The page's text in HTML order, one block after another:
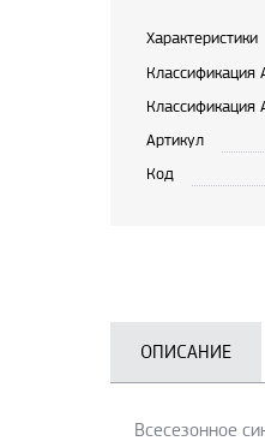
Характеристики
Классификация
Классификация
Артикул
Код
ОПИСАНИЕ
Всесезонное